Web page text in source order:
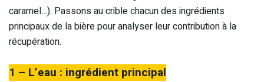
caramel…). Passons au crible chacun des ingrédients
principaux de la bière pour analyser leur contribution à la
récupération.
1 – L’eau : ingrédient principal